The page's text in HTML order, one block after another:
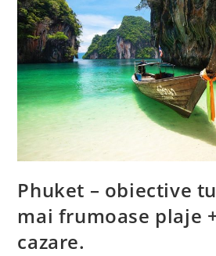
Phuket – obiective
mai frumoase plaje
cazare.